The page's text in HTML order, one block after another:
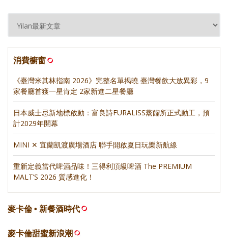
消費櫥窗
《臺灣米其林指南 2026》完整名單揭曉 臺灣餐飲大放異彩，9
家餐廳首獲一星肯定 2家新進二星餐廳
日本威士忌新地標啟動：富良詩FURALISS蒸餾所正式動工，預
計2029年開幕
MINI ✕ 宜蘭凱渡廣場酒店 聯手開啟夏日玩樂新航線
重新定義當代啤酒品味！三得利頂級啤酒 The PREMIUM
MALT’S 2026 質感進化！
麥卡倫 • 新餐酒時代
麥卡倫甜蜜新浪潮